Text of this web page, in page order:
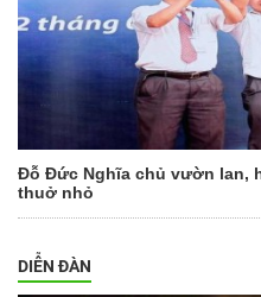
Đỗ Đức Nghĩa chủ vườn lan,
thuở nhỏ
DIỄN ĐÀN